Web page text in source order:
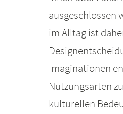
ausgeschlossen
im Alltag ist
Imaginationen
Nutzungsarten
kulturellen